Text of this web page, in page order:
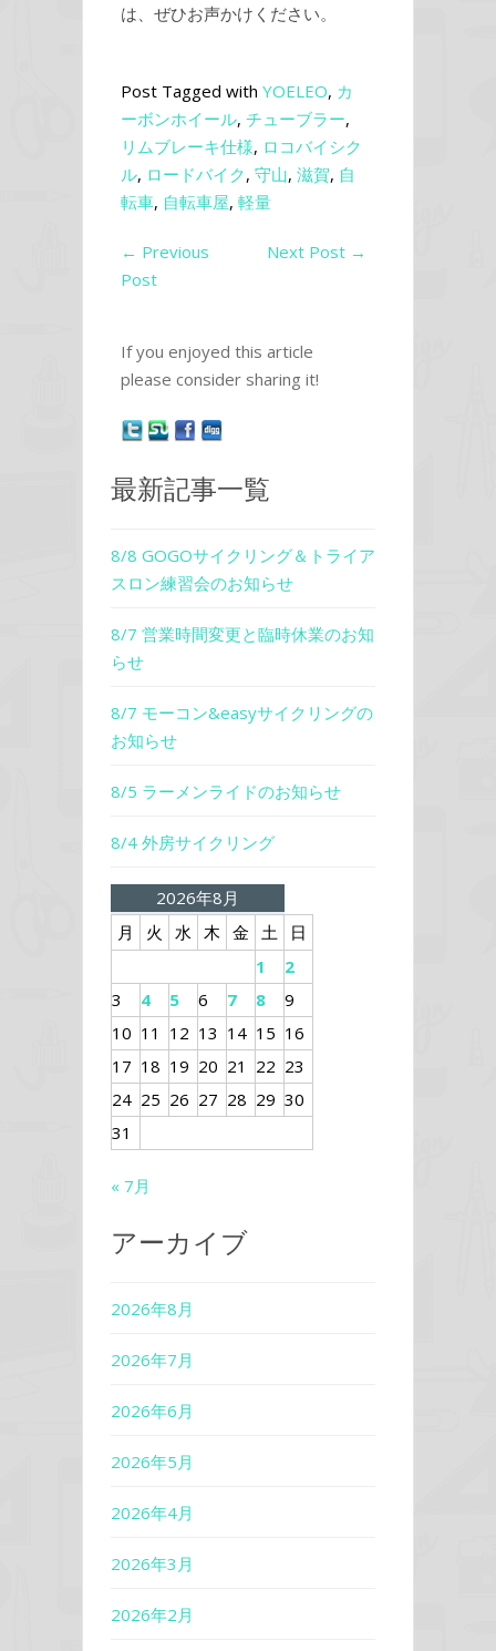
は、ぜひお声かけください。
Post Tagged with YOELEO, カ
ーボンホイール, チューブラー,
リムブレーキ仕様, ロコバイシク
ル, ロードバイク, 守山, 滋賀, 自
転車, 自転車屋, 軽量
← Previous
Post
Next Post →
If you enjoyed this article
please consider sharing it!
最新記事一覧
8/8 GOGOサイクリング＆トライア
スロン練習会のお知らせ
8/7 営業時間変更と臨時休業のお知
らせ
8/7 モーコン&easyサイクリングの
お知らせ
8/5 ラーメンライドのお知らせ
8/4 外房サイクリング
2026年8月
月
火 水 木 金 土
日
1
2
3
4 5 6 7 8
9
10 11 12 13 14 15 16
17 18 19 20 21 22 23
24 25 26 27 28 29 30
31
« 7月
アーカイブ
2026年8月
2026年7月
2026年6月
2026年5月
2026年4月
2026年3月
2026年2月